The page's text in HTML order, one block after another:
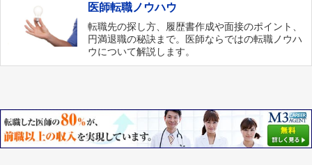
医師転職ノウハウ
転職先の探し方、履歴書作成や面接のポイント、
円満退職の秘訣まで。医師ならではの転職ノウハ
ウについて解説します。